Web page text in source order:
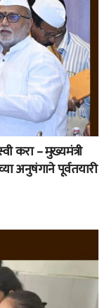
करा – मुख्यमंत्री
अनुषंगाने पूर्वतयारी